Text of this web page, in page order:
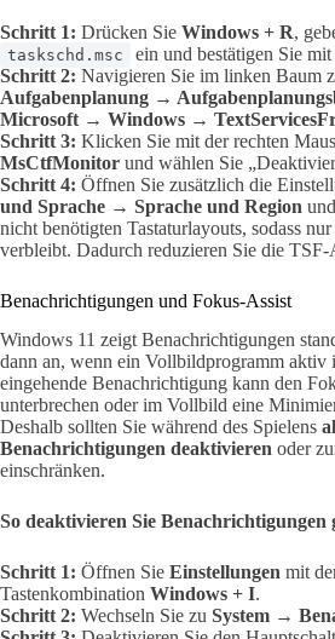
Schritt 1: Drücken Sie Windows + R,
taskschd.msc
ein und bestätigen Sie mit
Schritt 2: Navigieren Sie im linken Baum
Aufgabenplanung →
Microsoft → Windows →
Schritt 3: Klicken Sie mit der rechten
MsCtfMonitor und wählen Sie
Schritt 4: Öffnen Sie zusätzlich die
und Sprache → Sprache und Region
nicht benötigten Tastaturlayouts, sodass
verbleibt. Dadurch reduzieren Sie die
Benachrichtigungen und Fokus-Assist
Windows 11 zeigt Benachrichtigungen
dann an, wenn ein Vollbildprogramm aktiv
eingehende Benachrichtigung kann den
unterbrechen oder im Vollbild eine
Deshalb sollten Sie während des Spielens
Benachrichtigungen deaktivieren oder
einschränken.
So deaktivieren Sie Benachrichtigungen
Schritt 1: Öffnen Sie Einstellungen mit
Tastenkombination Windows + I.
Schritt 2: Wechseln Sie zu System →